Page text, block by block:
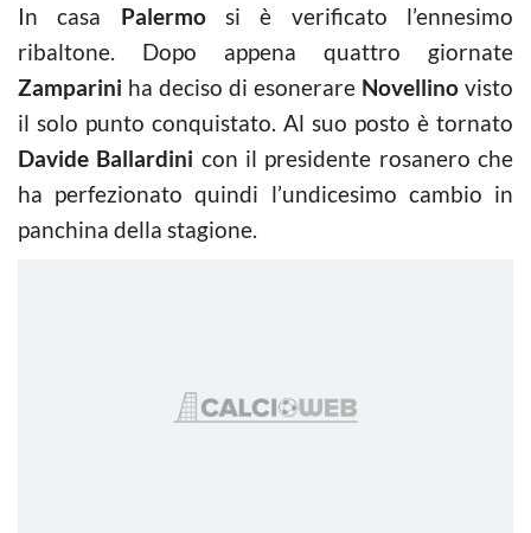
In casa Palermosi è verificato l’ennesimo
ribaltone. Dopo appena quattro giornate
Zamparini ha deciso di esonerare Novellino visto
il solo punto conquistato. Al suo posto è tornato
Davide Ballardini con il presidente rosanero che
ha perfezionato quindi l’undicesimo cambio in
panchina della stagione.